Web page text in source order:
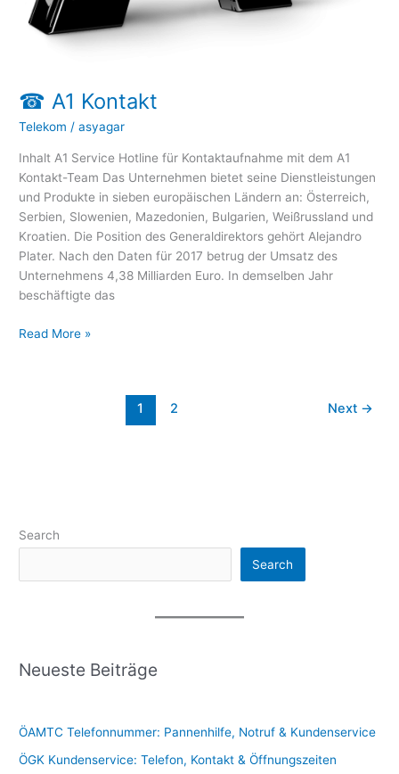
☎ A1 Kontakt
Telekom /asyagar
Inhalt A1 Service Hotline für Kontaktaufnahme mit dem A1
Kontakt-Team Das Unternehmen bietet seine Dienstleistungen
und Produkte in sieben europäischen Ländern an: Österreich,
Serbien, Slowenien, Mazedonien, Bulgarien, Weißrussland und
Kroatien. Die Position des Generaldirektors gehört Alejandro
Plater. Nach den Daten für 2017 betrug der Umsatz des
Unternehmens 4,38 Milliarden Euro. In demselben Jahr
beschäftigte das
Read More »
1 2 Next →
Search
Search
Neueste Beiträge
ÖAMTC Telefonnummer: Pannenhilfe, Notruf & Kundenservice
ÖGK Kundenservice: Telefon, Kontakt & Öffnungszeiten